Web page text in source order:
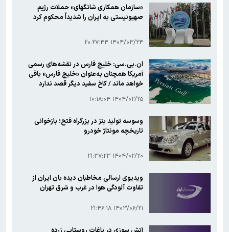
«سازمان همکاری شانگهای» حملات رژیم
صهیونیستی به ایران را شدیداً محکوم کرد
۱۴۰۴/۰۳/۲۴ ۲۰:۲۷:۴۴
ان.بی.سی: خلیج فارس در نقشه‌های رسمی
آمریکا همچنان به‌عنوان «خلیج فارس» باقی
خواهد ماند / کاخ سفید دیگر قصد ندارد
۱۴۰۴/۰۲/۲۵ ۱۰:۱۸:۰۴
وسوسه تولید بنز در بزرگراه فتح؛ بازخوانی
تاریخچه مونتاژ خودرو
۱۴۰۴/۰۲/۲۰ ۲۱:۳۷:۲۳
ویدیوی ارسالی مخاطبان دیده بان ایران از
تفاوت آلودگی هوا در غرب و شرق تهران
۱۴۰۳/۰۶/۲۱ ۲۱:۴۶:۱۸